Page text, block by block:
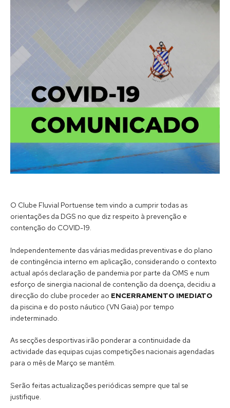
O Clube Fluvial Portuense tem vindo a cumprir todas as
orientações da DGS no que diz respeito à prevenção e
contenção do COVID-19.
Independentemente das várias medidas preventivas e do plano
de contingência interno em aplicação, considerando o contexto
actual após declaração de pandemia por parte da OMS e num
esforço de sinergia nacional de contenção da doença, decidiu a
direcção do clube proceder ao ENCERRAMENTO IMEDIATO
da piscina e do posto náutico (VN Gaia) por tempo
indeterminado.
As secções desportivas irão ponderar a continuidade da
actividade das equipas cujas competições nacionais agendadas
para o mês de Março se mantêm.
Serão feitas actualizações periódicas sempre que tal se
justifique.